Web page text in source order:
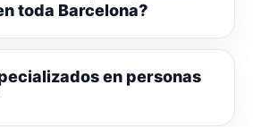
toda Barcelona?
en personas